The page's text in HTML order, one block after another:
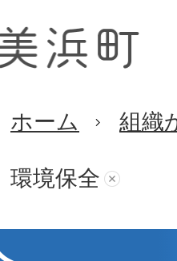
ホーム 組織
環境保全